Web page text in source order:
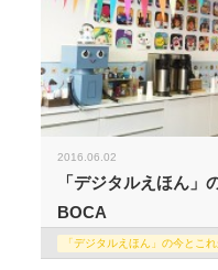
2016.06.02
「デジタルえほん
BOCA
「デジタルえほん」の今とこ